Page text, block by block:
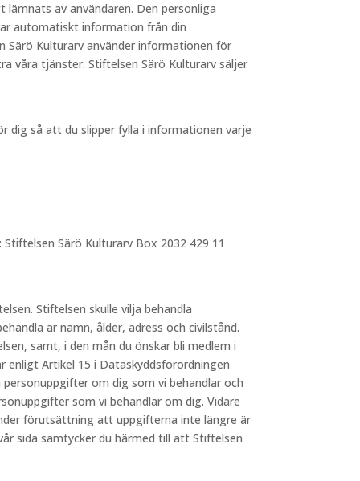
av användaren. Den personliga
automatiskt information från din
Särö Kulturarv använder informationen för
våra tjänster. Stiftelsen Särö Kulturarv säljer
dig så att du slipper fylla i informationen varje
Särö Kulturarv Box 2032 429 11
Stiftelsen skulle vilja behandla
är namn, ålder, adress och civilstånd.
samt, i den mån du önskar bli medlem i
enligt Artikel 15 i Dataskyddsförordningen
om dig som vi behandlar och
som vi behandlar om dig. Vidare
förutsättning att uppgifterna inte längre är
sida samtycker du härmed till att Stiftelsen